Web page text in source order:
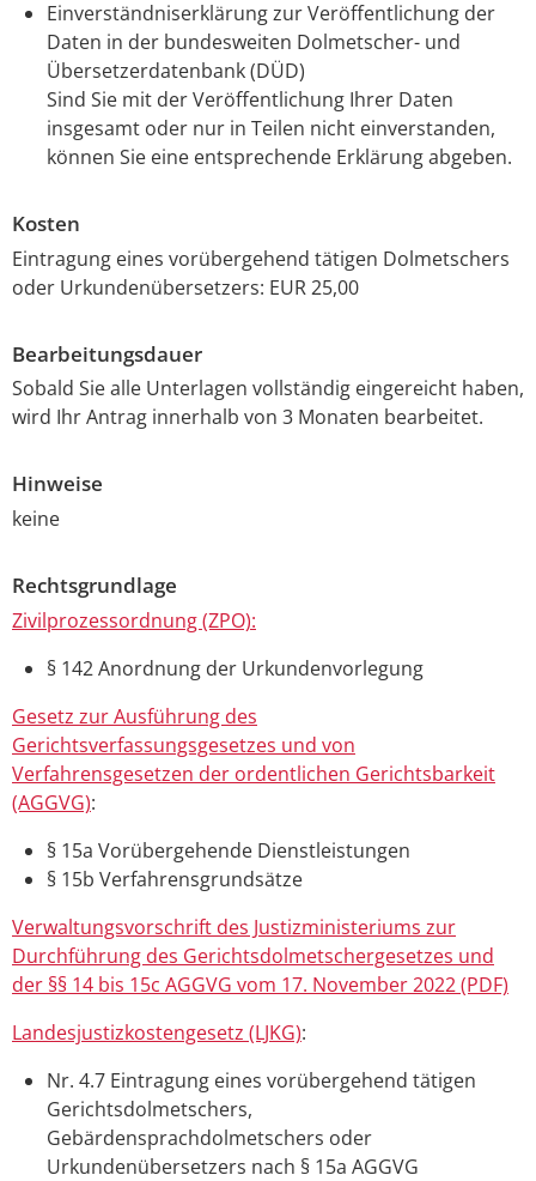
Einverständniserklärung zur Veröffentlichung der
Daten in der bundesweiten Dolmetscher- und
Übersetzerdatenbank (DÜD)
Sind Sie mit der Veröffentlichung Ihrer Daten
insgesamt oder nur in Teilen nicht einverstanden,
können Sie eine entsprechende Erklärung abgeben.
Kosten
Eintragung eines vorübergehend tätigen Dolmetschers
oder Urkundenübersetzers: EUR 25,00
Bearbeitungsdauer
Sobald Sie alle Unterlagen vollständig eingereicht haben,
wird Ihr Antrag innerhalb von 3 Monaten bearbeitet.
Hinweise
keine
Rechtsgrundlage
Zivilprozessordnung (ZPO):
§ 142 Anordnung der Urkundenvorlegung
Gesetz zur Ausführung des
Gerichtsverfassungsgesetzes und von
Verfahrensgesetzen der ordentlichen Gerichtsbarkeit
(AGGVG):
§ 15a Vorübergehende Dienstleistungen
§ 15b Verfahrensgrundsätze
Verwaltungsvorschrift des Justizministeriums zur
Durchführung des Gerichtsdolmetschergesetzes und
der §§ 14 bis 15c AGGVG vom 17. November 2022 (PDF)
Landesjustizkostengesetz (LJKG):
Nr. 4.7 Eintragung eines vorübergehend tätigen
Gerichtsdolmetschers,
Gebärdensprachdolmetschers oder
Urkundenübersetzers nach § 15a AGGVG